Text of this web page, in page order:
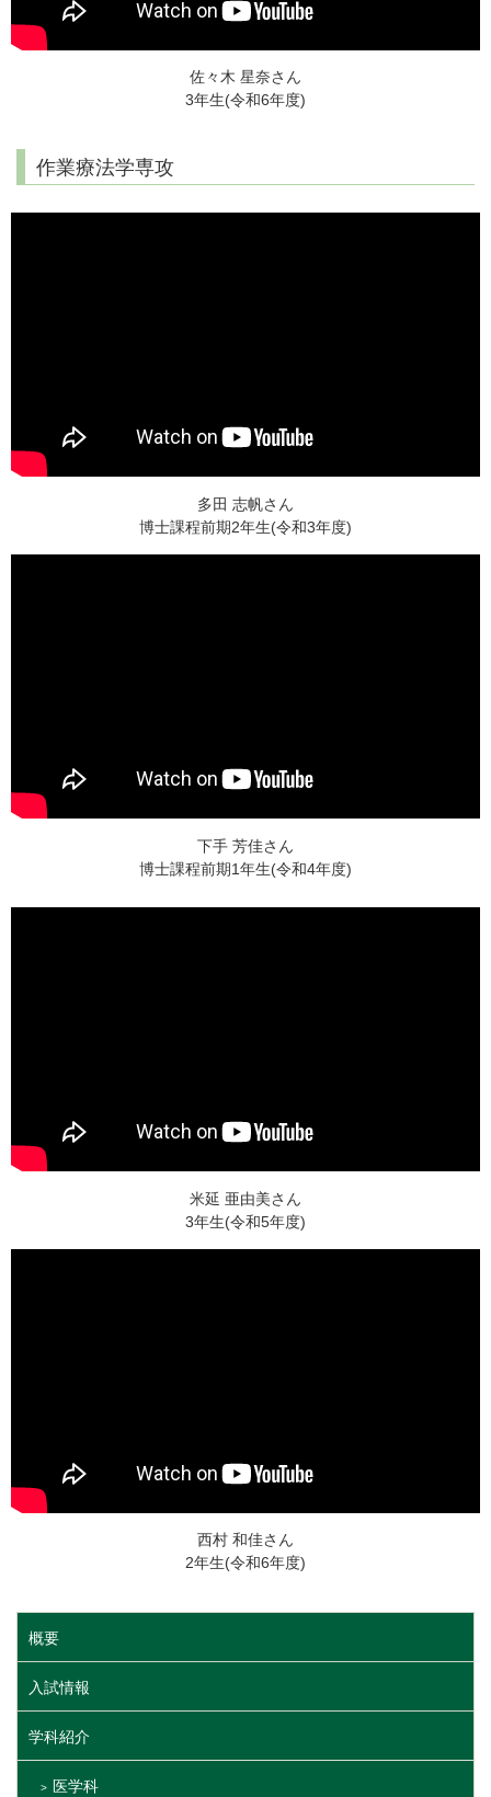
佐々木 星奈さん
3年生(令和6年度)
作業療法学専攻
多田 志帆さん
博士課程前期2年生(令和3年度)
下手 芳佳さん
博士課程前期1年生(令和4年度)
米延 亜由美さん
3年生(令和5年度)
西村 和佳さん
2年生(令和6年度)
概要
入試情報
学科紹介
医学科